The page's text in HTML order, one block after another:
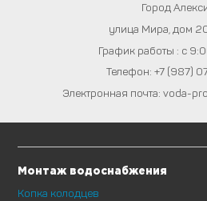
Город
улица Мира, дом
График работы : с
Телефон: +7 (987)
Электронная почта: voda-
Монтаж водоснабжения
Копка колодцев